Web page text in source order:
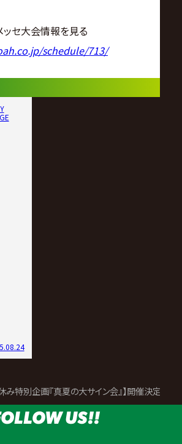
セ大会情報を見る
schedule/713/
特別企画『真夏の大サイン会』】開催決定！
US!!